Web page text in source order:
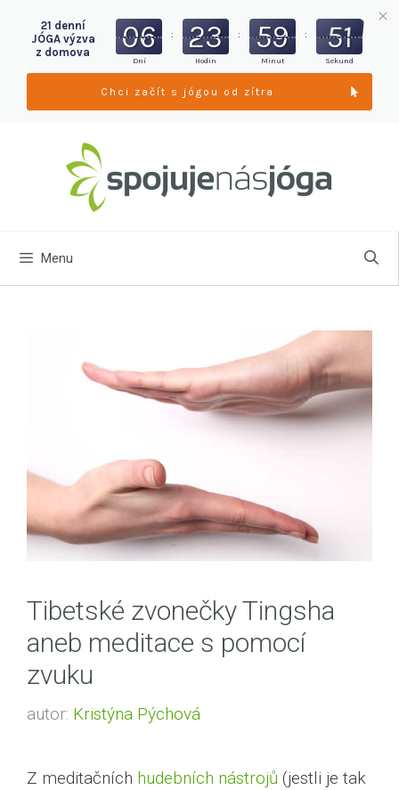
Menu
Tibetské zvonečky Tingsha
aneb meditace s pomocí
zvuku
autor: Kristýna Pýchová
Z meditačních hudebních nástrojů (jestli je tak
21 denní
JÓGA výzva
z domova
06
Dní
: 23
Hodin
: 59
Minut
: 49
Sekund
Chci začít s jógou od zítra